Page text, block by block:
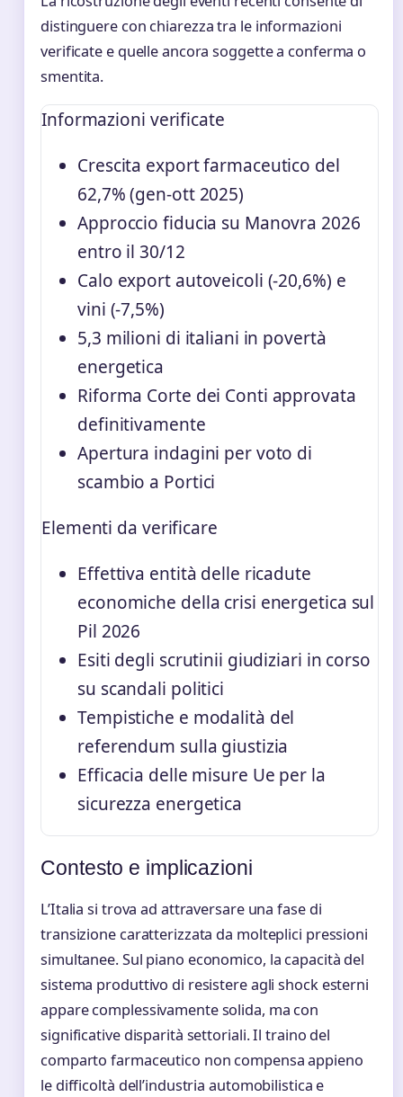
distinguere con chiarezza tra le informazioni
verificate e quelle ancora soggette a conferma o
smentita.
Informazioni verificate
Crescita export farmaceutico del
62,7% (gen-ott 2025)
Approccio fiducia su Manovra 2026
entro il 30/12
Calo export autoveicoli (-20,6%) e
vini (-7,5%)
5,3 milioni di italiani in povertà
energetica
Riforma Corte dei Conti approvata
definitivamente
Apertura indagini per voto di
scambio a Portici
Elementi da verificare
Effettiva entità delle ricadute
economiche della crisi energetica sul
Pil 2026
Esiti degli scrutinii giudiziari in corso
su scandali politici
Tempistiche e modalità del
referendum sulla giustizia
Efficacia delle misure Ue per la
sicurezza energetica
Contesto e implicazioni
L’Italia si trova ad attraversare una fase di
transizione caratterizzata da molteplici pressioni
simultanee. Sul piano economico, la capacità del
sistema produttivo di resistere agli shock esterni
appare complessivamente solida, ma con
significative disparità settoriali. Il traino del
comparto farmaceutico non compensa appieno
le difficoltà dell’industria automobilistica e